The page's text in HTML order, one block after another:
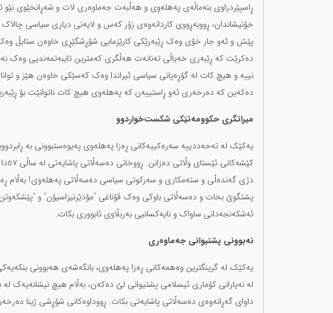
ڕاسپێردراوی بنەماڵەی پەهلەوی و هەڵبەت جەماوەری لات و شەڕانخێوی نێو
خۆنیشاندان، ڕووبەڕووی کاردانەوەی زۆر کەس و لایەنی دیاری سیاسی
پێش و ئەو جار خۆی وەک ڕێبەرێکی کارێزمایی شۆڕشگێڕی خاوەن ستایڵ وەک
دەکرێت کە ڕێبەری خەیاڵی تەنانەت هەڵگری کەمترین تایبەتمەندیی وەک
نییە و هیچ کات لە گۆڕەپانی سیاسی ئیراندا وەک کەسێکی خاوەن هێز و توانا
دەکەین کە دەرخەری ئەو ڕاستییەن کە پەهلەوی هیچ کات ناتوانێت بۆ
میراتگری حکوومەتێکی شکست‌خواردوو
یەکێک لە تەحەددییە سەرەکییەکانی ڕەزا پەهلەوی پەیوەستبوونی بە
دژی گەندەڵی و ستەمکاری و سەرکوتی سیاسی دەسەڵاتی پەهلەوی! بەڵام
پشتگوێ بخات و دەسەڵاتی باوکی وەک قۆناغی "مۆدێرنیزاسیۆن" و
ئەشکەنجەدانی ساواک و نایەکسانیی بەربڵاوی ئابووری بکات.
نەبوونی پشتیوانی جەماوەری
یەکێک لە گرینگترین وەهمەکانی ڕەزا پەهلەوی، بانگەشەی هەبوونی
لە نەیارانی کۆماری ئیسلامی پشتیوانی لێ دەکەن، بەڵام هیچ نیشانەیەک لە
داوای گەڕانەوەی دەسەڵاتی پاشایەتی بکات. ڕووداوەکانی شۆڕشی ژینا